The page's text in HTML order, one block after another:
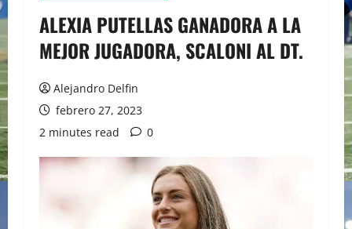
ALEXIA PUTELLAS GANADORA A LA
MEJOR JUGADORA, SCALONI AL DT.
Alejandro Delfin
febrero 27, 2023
2 minutes read
0